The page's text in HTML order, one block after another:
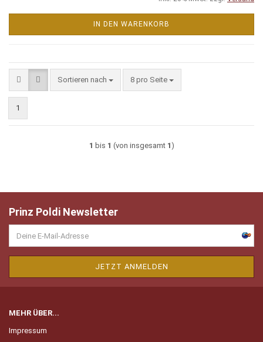
IN DEN WARENKORB
Sortieren nach
Sortieren nach 8 pro Seite
pro Seite
1
1 bis 1 (von insgesamt 1)
Prinz Poldi Newsletter
MEHR ÜBER...
Impressum